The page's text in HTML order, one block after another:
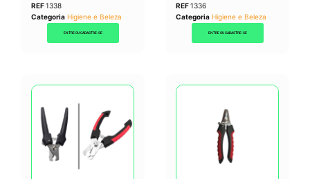
REF1338
Categoria Higiene e Beleza
ENTRE OU CADASTRE-SE
REF1336
Categoria Higiene e Beleza
ENTRE OU CADASTRE-SE